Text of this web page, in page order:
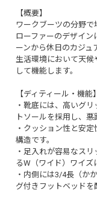
【概要】
ワークブーツの分野
ローファーのデザイン
ーンから休日のカジュ
生活環境において天候
して機能します。
【ディティール・機能】
・靴底には、高いグ
トソールを採用し、
・クッション性と安
構造です。
・足入れが容易なス
るW（ワイド）ワイズ
・内側には3/4長（か
グ付きフットベッドを